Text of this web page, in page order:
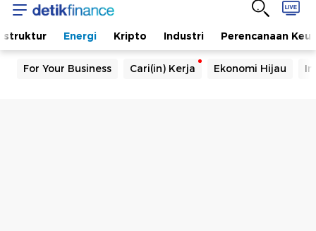
Energi Kripto Industri Perencanaan
For Your Business Cari(in) Kerja Ekonomi Hijau